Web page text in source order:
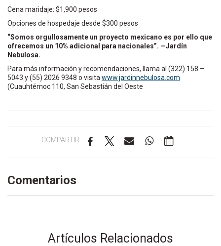
Cena maridaje: $1,900 pesos
Opciones de hospedaje desde $300 pesos
“Somos orgullosamente un proyecto mexicano es por ello ­que
ofrecemos un 10% adicional para nacionales”. —Jardín
Nebulosa.
Para más información y recomendaciones, llama al (322) 158 –
5043 y (55) 2026 9348 o visita www.jardinnebulosa.com
(Cuauhtémoc 110, San Sebastián del Oeste
COMPARTIR
Comentarios
Artículos Relacionados